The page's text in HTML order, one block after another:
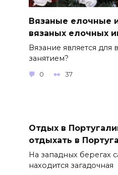
Вязаные елочные
вязаных елочных
Вязание является
занятием?
0 37
Отдых в
отдыхать в
На западных берегах
находится загадочная